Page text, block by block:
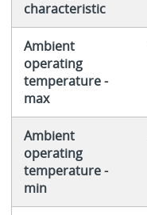
characteristic
Ambient
operating
temperature -
max
Ambient
operating
temperature -
min